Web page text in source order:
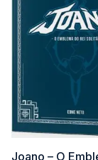
Joano – O